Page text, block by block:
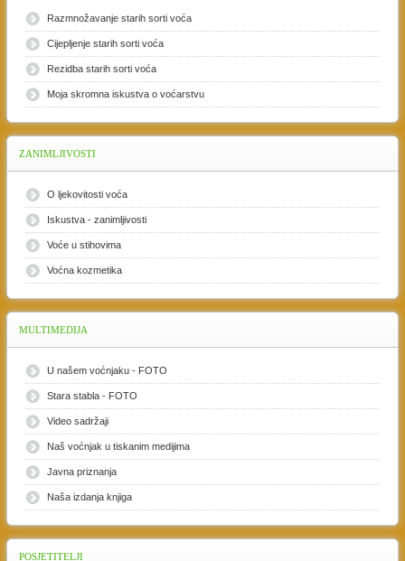
Razmnožavanje starih sorti voća
Cijepljenje starih sorti voća
Rezidba starih sorti voća
Moja skromna iskustva o voćarstvu
ZANIMLJIVOSTI
O ljekovitosti voća
Iskustva - zanimljivosti
Voće u stihovima
Voćna kozmetika
MULTIMEDIJA
U našem voćnjaku - FOTO
Stara stabla - FOTO
Video sadržaji
Naš voćnjak u tiskanim medijima
Javna priznanja
Naša izdanja knjiga
POSJETITELJI